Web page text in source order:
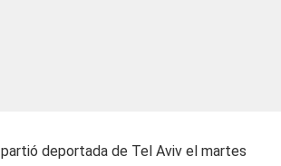
partió deportada de Tel Aviv el martes